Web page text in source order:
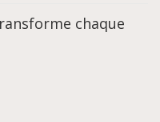
chaque